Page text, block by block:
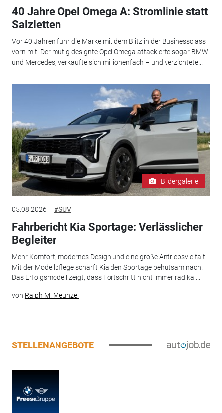
40 Jahre Opel Omega A: Stromlinie statt
Salzletten
Vor 40 Jahren fuhr die Marke mit dem Blitz in der Businessclass
vorn mit: Der mutig designte Opel Omega attackierte sogar BMW
und Mercedes, verkaufte sich millionenfach – und verzichtete...
Bildergalerie
05.08.2026 #SUV
Fahrbericht Kia Sportage: Verlässlicher
Begleiter
Mehr Komfort, modernes Design und eine große Antriebsvielfalt:
Mit der Modellpflege schärft Kia den Sportage behutsam nach.
Das Erfolgsmodell zeigt, dass Fortschritt nicht immer radikal...
von Ralph M. Meunzel
STELLENANGEBOTE